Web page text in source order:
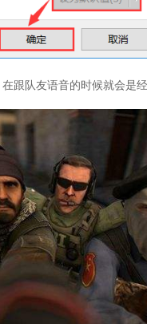
跟队友语音的时候就会是